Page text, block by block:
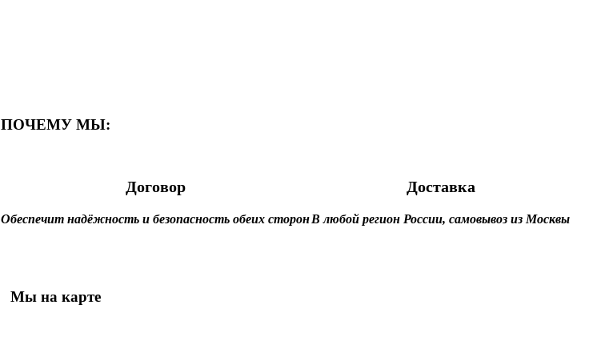
ПОЧЕМУ МЫ:
Договор
Обеспечит надёжность и безопасность обеих сторон
Доставка
В любой регион России, самовывоз из Москвы
Мы на карте